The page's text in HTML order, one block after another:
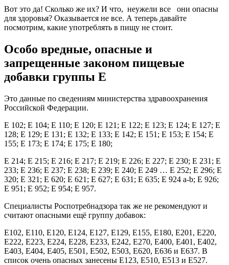
Вот это да! Сколько же их? И что, неужели все они опасны
для здоровья? Оказывается не все. А теперь давайте
посмотрим, какие употреблять в пищу не стоит.
Особо вредные, опасные и
запрещенные законом пищевые
добавки группы Е
Это данные по сведениям министерства здравоохранения
Российской Федерации.
Е 102; Е 104; Е 110; Е 120; Е 121; Е 122; Е 123; Е 124; Е 127; Е
128; Е 129; Е 131; Е 132; Е 133; Е 142; Е 151; Е 153; Е 154; Е
155; Е 173; Е 174; Е 175; Е 180;
Е 214; Е 215; Е 216; Е 217; Е 219; Е 226; Е 227; Е 230; Е 231; Е
233; Е 236; Е 237; Е 238; Е 239; Е 240; Е 249 … Е 252; Е 296; Е
320; Е 321; Е 620; Е 621; Е 627; Е 631; Е 635; Е 924 а-b; Е 926;
Е 951; Е 952; Е 954; Е 957.
Специалисты Роспотребнадзора так же не рекомендуют и
считают опасными ещё группу добавок:
Е102, Е110, Е120, Е124, Е127, Е129, Е155, Е180, Е201, Е220,
Е222, Е223, Е224, Е228, Е233, Е242, Е270, Е400, Е401, Е402,
Е403, Е404, Е405, Е501, Е502, Е503, Е620, Е636 и Е637. В
список очень опасных занесены Е123, Е510, Е513 и Е527.